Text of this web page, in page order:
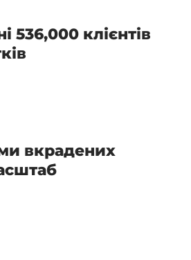
536,000 клієнтів
вкрадених